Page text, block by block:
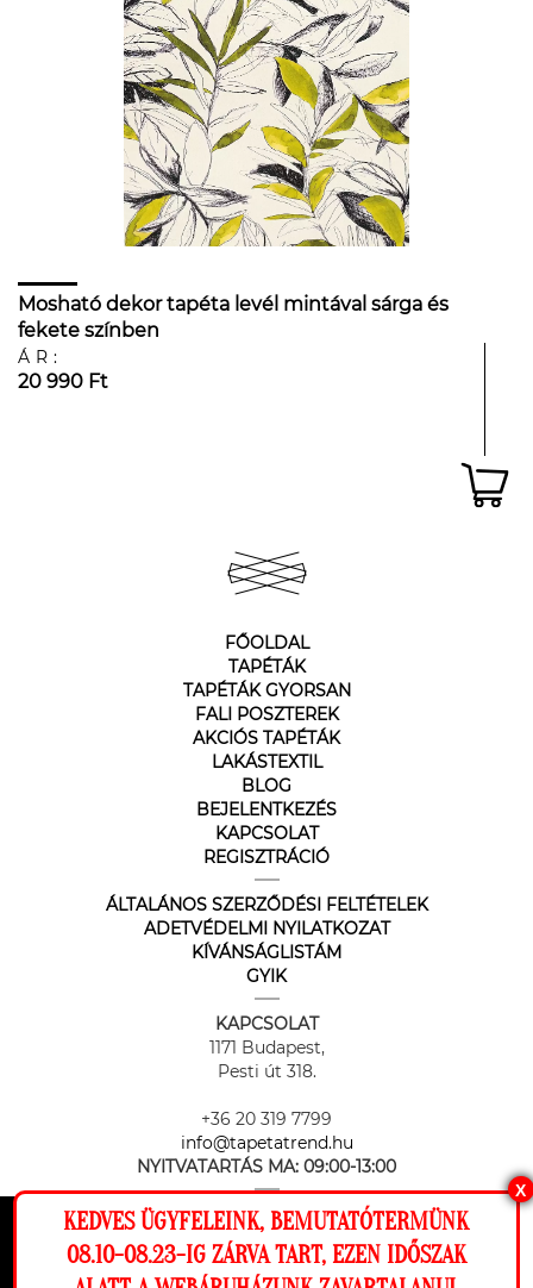
Ez a weboldal cookie-kat használ, hogy a
lehető legjobb élményt nyújtsa honlapunkon.
Mosható dekor tapéta levél mintával sárga és
fekete színben
ÁR:
20 990 Ft
FŐOLDAL
TAPÉTÁK
TAPÉTÁK GYORSAN
FALI POSZTEREK
AKCIÓS TAPÉTÁK
LAKÁSTEXTIL
BLOG
BEJELENTKEZÉS
KAPCSOLAT
REGISZTRÁCIÓ
ÁLTALÁNOS SZERZŐDÉSI FELTÉTELEK
ADETVÉDELMI NYILATKOZAT
KÍVÁNSÁGLISTÁM
GYIK
KAPCSOLAT
1171 Budapest,
Pesti út 318.
+36 20 319 7799
info@tapetatrend.hu
NYITVATARTÁS MA: 09:00-13:00
X
KEDVES ÜGYFELEINK, BEMUTATÓTERMÜNK
08.10-08.23-IG ZÁRVA TART, EZEN IDŐSZAK